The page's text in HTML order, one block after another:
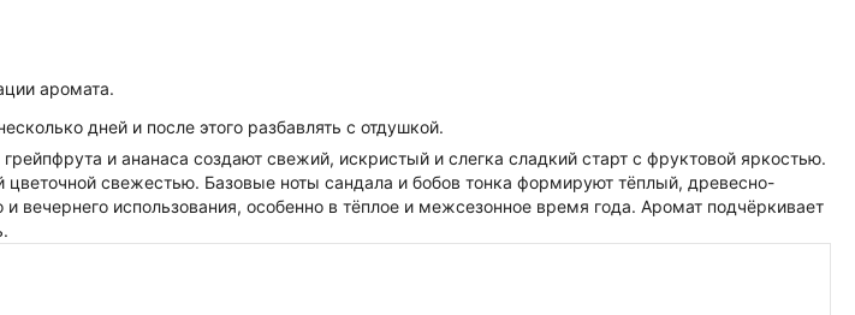
аромата.
дней и после этого разбавлять с отдушкой.
и ананаса создают свежий, искристый и слегка сладкий старт с фруктовой яркостью.
свежестью. Базовые ноты сандала и бобов тонка формируют тёплый, древесно-
использования, особенно в тёплое и межсезонное время года. Аромат подчёркивает